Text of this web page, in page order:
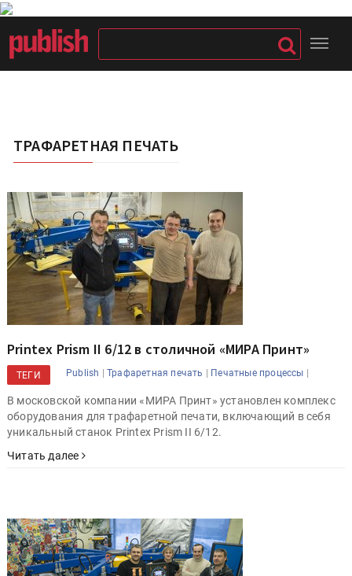
ТРАФАРЕТНАЯ ПЕЧАТЬ
Printex Prism II 6/12 в столичной «МИРА Принт»
ТЕГИ Publish |Трафаретная печать | Печатные процессы |
В московской компании «МИРА Принт» установлен комплекс
оборудования для трафаретной печати, включающий в себя
уникальный станок Printex Prism II 6/12.
Читать далее